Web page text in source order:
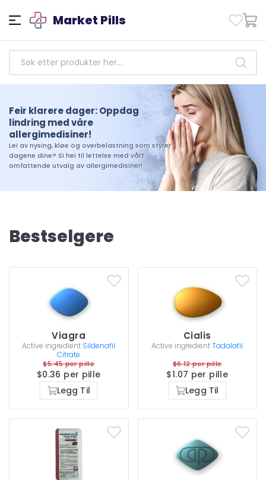
Market Pills
Feir klarere dager: Oppdag
lindring med våre
allergimedisiner!
Lei av nysing, kløe og overbelastning som styrer
dagene dine? Si hei til lettelse med vårt
omfattende utvalg av allergimedisiner!
Styrke helsen: Få tilgang til
pålitelige antibiotika medisiner i
dag!
Ta kontroll over helsen din i dag. Handle vårt
utvalg av pålitelige antibiotika medisiner og
opplev forskjellen som kvalitet og pålitelighet
kan utgjøre i reisen din mot velvære
Bestselgere
Viagra
Active ingredient Sildenafil
Citrate
$5.45 per pille
$0.36 per pille
Legg Til
Cialis
Active ingredientTadalafil
$6.12 per pille
$1.07 per pille
Legg Til